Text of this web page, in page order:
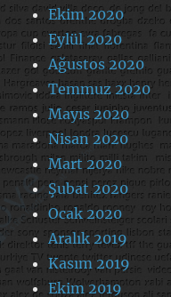
Ekim 2020
Eylül 2020
Ağustos 2020
Temmuz 2020
Mayıs 2020
Nisan 2020
Mart 2020
Şubat 2020
Ocak 2020
Aralık 2019
Kasım 2019
Ekim 2019